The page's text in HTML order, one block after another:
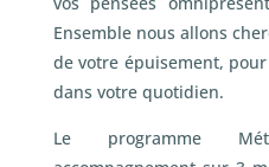
Ensemble nous allons
de votre épuisement,
dans votre quotidien.
Le programme